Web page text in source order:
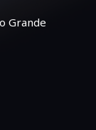
Grande